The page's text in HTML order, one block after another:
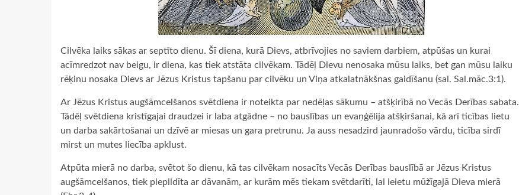
Cilvēka laiks sākas ar septīto dienu. Šī diena, kurā Dievs, atbrīvojies no saviem darbiem, atpūšas un kurai
acīmredzot nav beigu, ir diena, kas tiek atstāta cilvēkam. Tādēļ Dievu nenosaka mūsu laiks, bet gan mūsu laiku
rēķinu nosaka Dievs ar Jēzus Kristus tapšanu par cilvēku un Viņa atkalatnākšnas gaidīšanu (sal. Sal.māc.3:1).
Ar Jēzus Kristus augšāmcelšanos svētdiena ir noteikta par nedēļas sākumu – atšķirībā no Vecās Derības sabata.
Tādēļ svētdiena kristīgajai draudzei ir laba atgādne – no bauslības un evaņģēlija atšķiršanai, kā arī ticības lietu
un darba sakārtošanai un dzīvē ar miesas un gara pretrunu. Ja auss nesadzird jaunradošo vārdu, ticība sirdī
mirst un mutes liecība apklust.
Atpūta mierā no darba, svētot šo dienu, kā tas cilvēkam nosacīts Vecās Derības bauslībā ar Jēzus Kristus
augšāmcelšanos, tiek piepildīta ar dāvanām, ar kurām mēs tiekam svētdarīti, lai ieietu mūžīgajā Dieva mierā